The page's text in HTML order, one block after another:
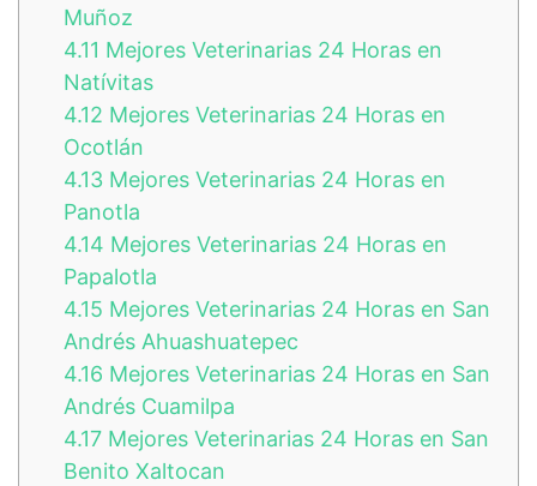
Muñoz
4.11 Mejores Veterinarias 24 Horas en
Natívitas
4.12 Mejores Veterinarias 24 Horas en
Ocotlán
4.13 Mejores Veterinarias 24 Horas en
Panotla
4.14 Mejores Veterinarias 24 Horas en
Papalotla
4.15 Mejores Veterinarias 24 Horas en San
Andrés Ahuashuatepec
4.16 Mejores Veterinarias 24 Horas en San
Andrés Cuamilpa
4.17 Mejores Veterinarias 24 Horas en San
Benito Xaltocan